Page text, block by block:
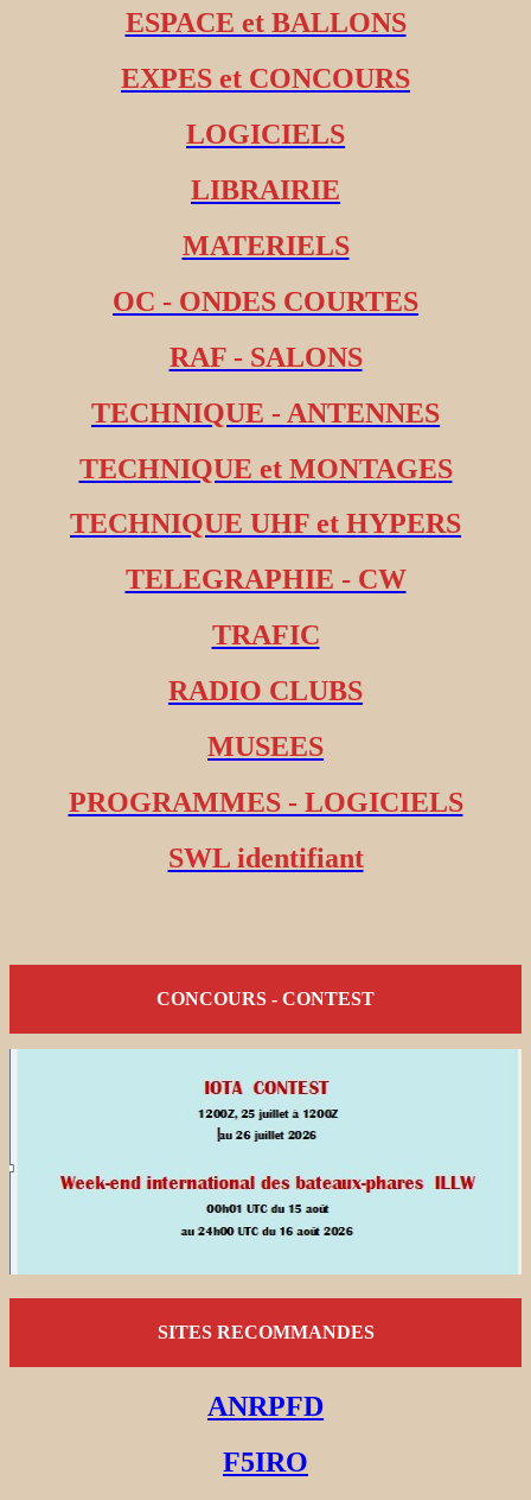
ESPACE et BALLONS
EXPES et CONCOURS
LOGICIELS
LIBRAIRIE
MATERIELS
OC - ONDES COURTES
RAF - SALONS
TECHNIQUE - ANTENNES
TECHNIQUE et MONTAGES
TECHNIQUE UHF et HYPERS
TELEGRAPHIE - CW
TRAFIC
RADIO CLUBS
MUSEES
PROGRAMMES - LOGICIELS
SWL identifiant
CONCOURS - CONTEST
SITES RECOMMANDES
ANRPFD
F5IRO